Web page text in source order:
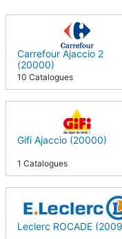
Carrefour Ajaccio 2
(20000)
10 Catalogues
Gifi Ajaccio (20000)
1 Catalogues
Leclerc ROCADE